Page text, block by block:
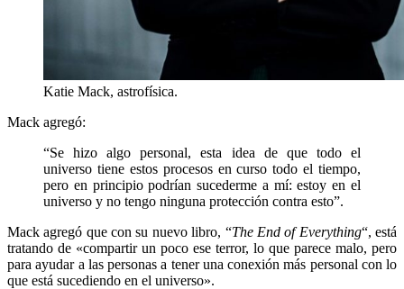
Katie Mack, astrofísica.
Mack agregó:
“Se hizo algo personal, esta idea de que todo el
universo tiene estos procesos en curso todo el tiempo,
pero en principio podrían sucederme a mí: estoy en el
universo y no tengo ninguna protección contra esto”.
Mack agregó que con su nuevo libro, “The End of Everything“, está
tratando de «compartir un poco ese terror, lo que parece malo, pero
para ayudar a las personas a tener una conexión más personal con lo
que está sucediendo en el universo».